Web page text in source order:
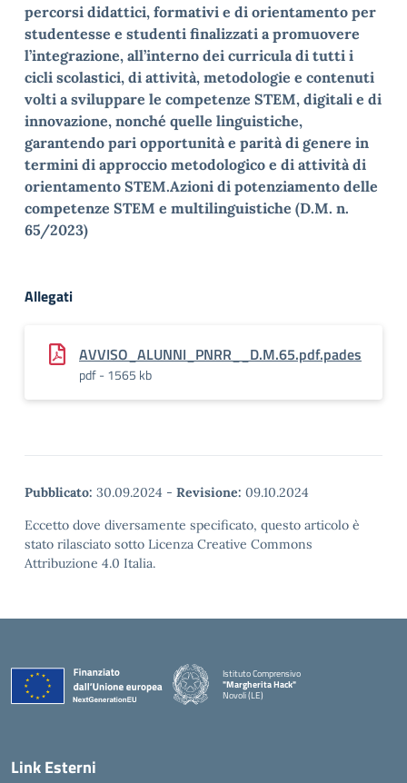
percorsi didattici, formativi e di orientamento per
studentesse e studenti finalizzati a promuovere
l’integrazione, all’interno dei curricula di tutti i
cicli scolastici, di attività, metodologie e contenuti
volti a sviluppare le competenze STEM, digitali e di
innovazione, nonché quelle linguistiche,
garantendo pari opportunità e parità di genere in
termini di approccio metodologico e di attività di
orientamento STEM.Azioni di potenziamento delle
competenze STEM e multilinguistiche (D.M. n.
65/2023)
Allegati
AVVISO_ALUNNI_PNRR__D.M.65.pdf.pades
pdf - 1565 kb
Pubblicato: 30.09.2024 - Revisione: 09.10.2024
Eccetto dove diversamente specificato, questo articolo è
stato rilasciato sotto Licenza Creative Commons
Attribuzione 4.0 Italia.
Istituto Comprensivo
"Margherita Hack"
Novoli (LE)
Link Esterni